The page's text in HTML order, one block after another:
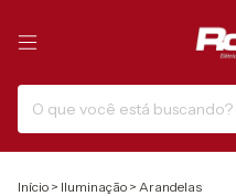
Início > Iluminação > Arandelas